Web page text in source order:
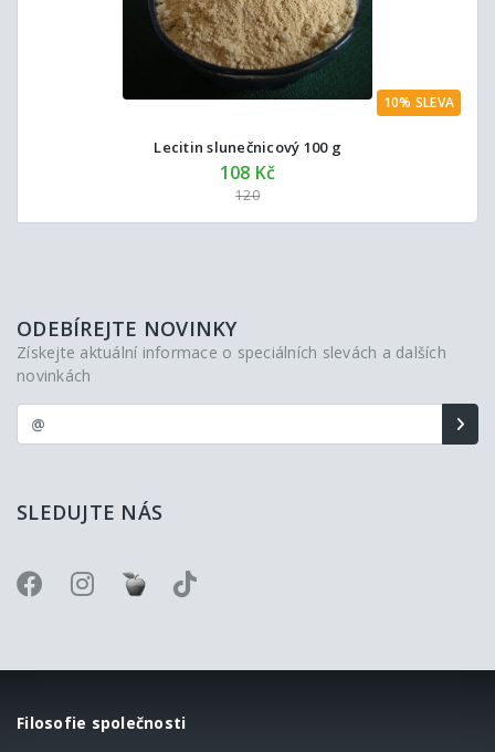
10% SLEVA
Lecitin slunečnicový 100 g
108 Kč
120
ODEBÍREJTE NOVINKY
Získejte aktuální informace o speciálních slevách a dalších
novinkách
SLEDUJTE NÁS
Filosofie společnosti